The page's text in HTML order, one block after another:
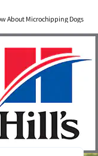
About Microchipping Dogs
כל מה
שבבים
כותב צוות
16 בינואר, 2026